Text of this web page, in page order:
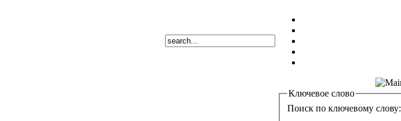
Ключевое слово
Поиск по ключевому слову: